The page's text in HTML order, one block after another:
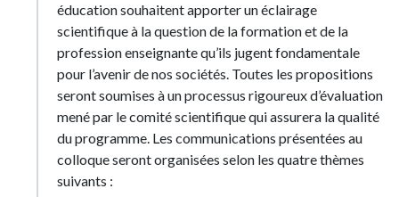
éducation souhaitent apporter un éclairage
scientifique à la question de la formation et de la
profession enseignante qu’ils jugent fondamentale
pour l’avenir de nos sociétés. Toutes les propositions
seront soumises à un processus rigoureux d’évaluation
mené par le comité scientifique qui assurera la qualité
du programme. Les communications présentées au
colloque seront organisées selon les quatre thèmes
suivants :